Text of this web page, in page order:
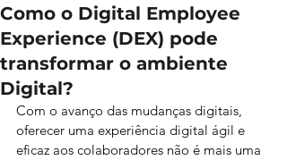
Como o Digital Employee
Experience (DEX) pode
transformar o ambiente
Digital?
Com o avanço das mudanças digitais,
oferecer uma experiência digital ágil e
eficaz aos colaboradores não é mais uma